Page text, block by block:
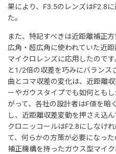
果により、F3.5のレンズはF2.8
た。
また、特記すべきは近距離補正
広角・超広角に使われていた近
マイクロレンズに応用したので
と1/2倍の収差を巧みにバランス
曲とコマ収差の変化は、近距離
ーやガウスタイプでも如何とも
がって、各社の設計者はF値を暗
し、近距離収差変動を押さえ込
クロニッコールはF2.8にしなけ
て、何らかの方策が必要になっ
補正機構を持ったガウス型マイ